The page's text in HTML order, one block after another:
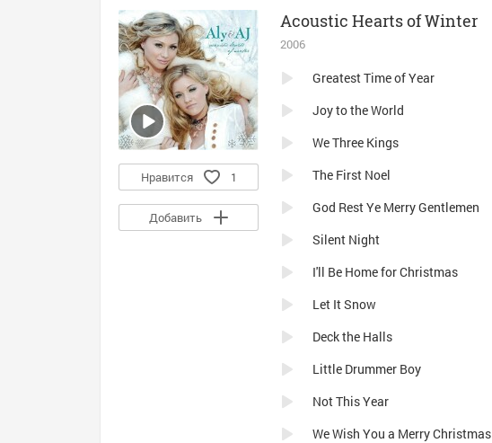
Acoustic Hearts of Winter
2006
Нравится 1
Добавить
Greatest Time of Year
Joy to the World
We Three Kings
The First Noel
God Rest Ye Merry Gentlemen
Silent Night
I'll Be Home for Christmas
Let It Snow
Deck the Halls
Little Drummer Boy
Not This Year
We Wish You a Merry Christmas